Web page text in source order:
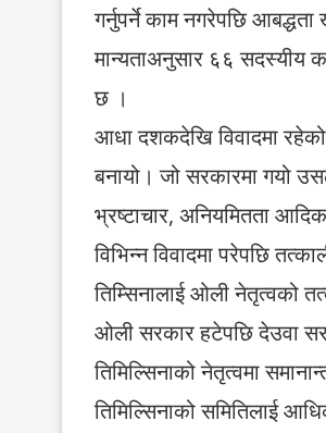
गर्नुपर्ने काम नगरेपछि
मान्यताअनुसार ६६ सदस्यीय
छ ।
आधा दशकदेखि विवादमा रहेको
बनायो। जो सरकारमा गयो
भ्रष्टाचार, अनियमितता
विभिन्न विवादमा परेपछि
तिम्सिनालाई ओली नेतृत्वको
ओली सरकार हटेपछि देउवा
तिमिल्सिनाको नेतृत्वमा
तिमिल्सिनाको समितिलाई